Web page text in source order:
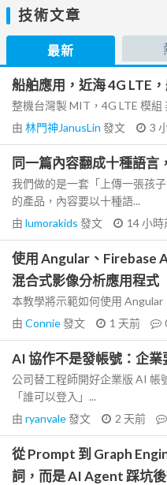
技術文章
最新
船舶應用，近海 4G LTE
整機台灣製 MIT，4G LTE 模組
由 林門神JanusLin 發文 3
同一篇內容翻成十種語言
我們做的是一套「上傳一張孩
的產品，內容要以十種語...
由 lumorakids 發文 14 小時
使用 Angular、Firebase
混合式影像分析應用程式
本教學將示範如何使用 Angular
由 Connie發文 1 天前
AI 協作不是發帳號：企
公司替工程師開好企業版 AI 帳
「誰可以登入」...
由 ryanvale發文 2 天前
從 Prompt 到 Graph
詞，而是 AI Agent 踩坑